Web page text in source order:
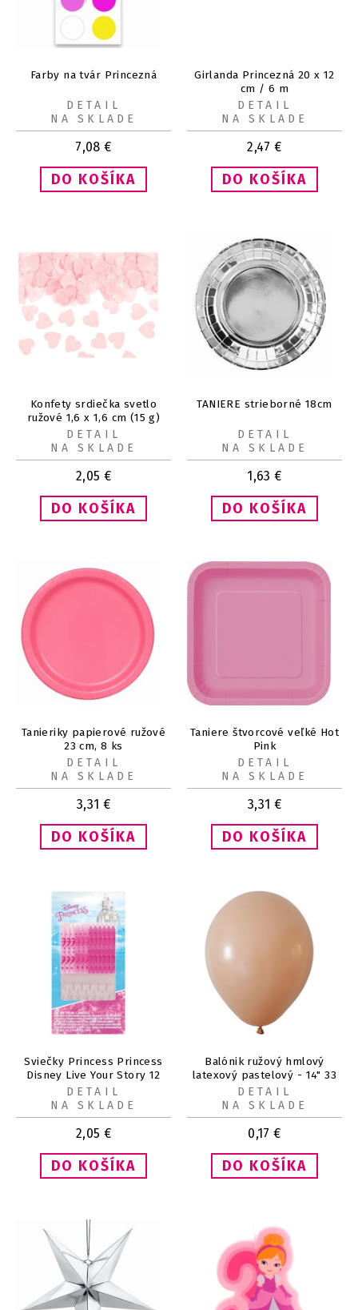
Farby na tvár Princezná
7,08 €
DETAIL
NA SKLADE
Girlanda Princezná 20 x 12
cm / 6 m
2,47 €
DETAIL
NA SKLADE
Konfety srdiečka svetlo
ružové 1,6 x 1,6 cm (15 g)
2,05 €
DETAIL
NA SKLADE
TANIERE strieborné 18cm
1,63 €
DETAIL
NA SKLADE
Tanieriky papierové ružové
23 cm, 8 ks
3,31 €
DETAIL
NA SKLADE
Taniere štvorcové veľké Hot
Pink
3,31 €
DETAIL
NA SKLADE
Sviečky Princess Princess
Disney Live Your Story 12
ks
2,05 €
DETAIL
NA SKLADE
Balónik ružový hmlový
latexový pastelový - 14" 33
cm 1 ks
0,17 €
DETAIL
NA SKLADE